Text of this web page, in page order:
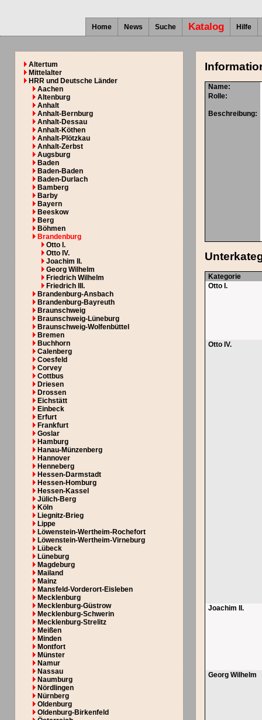
Home News Suche Katalog Hilfe
Altertum
Mittelalter
HRR und Deutsche Länder
Aachen
Altenburg
Anhalt
Anhalt-Bernburg
Anhalt-Dessau
Anhalt-Köthen
Anhalt-Plötzkau
Anhalt-Zerbst
Augsburg
Baden
Baden-Baden
Baden-Durlach
Bamberg
Barby
Bayern
Beeskow
Berg
Böhmen
Brandenburg
Otto I.
Otto IV.
Joachim II.
Georg Wilhelm
Friedrich Wilhelm
Friedrich III.
Brandenburg-Ansbach
Brandenburg-Bayreuth
Braunschweig
Braunschweig-Lüneburg
Braunschweig-Wolfenbüttel
Bremen
Buchhorn
Calenberg
Coesfeld
Corvey
Cottbus
Driesen
Drossen
Eichstätt
Einbeck
Erfurt
Frankfurt
Goslar
Hamburg
Hanau-Münzenberg
Hannover
Henneberg
Hessen-Darmstadt
Hessen-Homburg
Hessen-Kassel
Jülich-Berg
Köln
Liegnitz-Brieg
Lippe
Löwenstein-Wertheim-Rochefort
Löwenstein-Wertheim-Virneburg
Lübeck
Lüneburg
Magdeburg
Mailand
Mainz
Mansfeld-Vorderort-Eisleben
Mecklenburg
Mecklenburg-Güstrow
Mecklenburg-Schwerin
Mecklenburg-Strelitz
Meißen
Minden
Montfort
Münster
Namur
Nassau
Naumburg
Nördlingen
Nürnberg
Oldenburg
Oldenburg-Birkenfeld
Name:
Rolle:
Beschreibung:
Kategorie
Otto I.
Otto IV.
Joachim II.
Georg Wilhelm